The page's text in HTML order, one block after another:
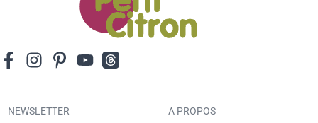
NEWSLETTER
A PROPOS